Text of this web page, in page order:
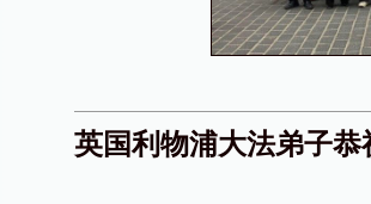
英国利物浦大法弟子恭